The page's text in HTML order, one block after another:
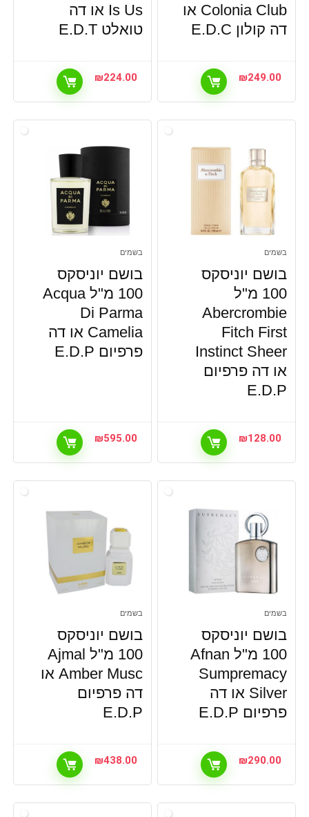
Colonia Club או
דה קולון E.D.C
₪249.00
Is Us או דה
טואלט E.D.T
₪224.00
בשמים
בושם יוניסקס
100 מ"ל
Abercrombie
Fitch First
Instinct Sheer
או דה פרפיום
E.D.P
₪128.00
בשמים
בושם יוניסקס
100 מ"ל Acqua
Di Parma
Camelia או דה
פרפיום E.D.P
₪595.00
בשמים
בושם יוניסקס
100 מ"ל Afnan
Sumpremacy
Silver או דה
פרפיום E.D.P
₪290.00
בשמים
בושם יוניסקס
100 מ"ל Ajmal
Amber Musc או
דה פרפיום
E.D.P
₪438.00